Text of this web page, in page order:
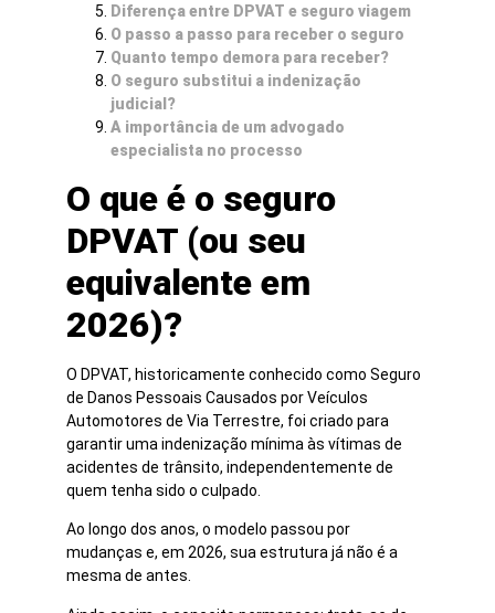
Diferença entre DPVAT e seguro viagem
O passo a passo para receber o seguro
Quanto tempo demora para receber?
O seguro substitui a indenização
judicial?
A importância de um advogado
especialista no processo
O que é o seguro
DPVAT (ou seu
equivalente em
2026)?
O DPVAT, historicamente conhecido como Seguro
de Danos Pessoais Causados por Veículos
Automotores de Via Terrestre, foi criado para
garantir uma indenização mínima às vítimas de
acidentes de trânsito, independentemente de
quem tenha sido o culpado.
Ao longo dos anos, o modelo passou por
mudanças e, em 2026, sua estrutura já não é a
mesma de antes.